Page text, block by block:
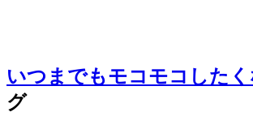
いつまでもモコモコしたく
グ